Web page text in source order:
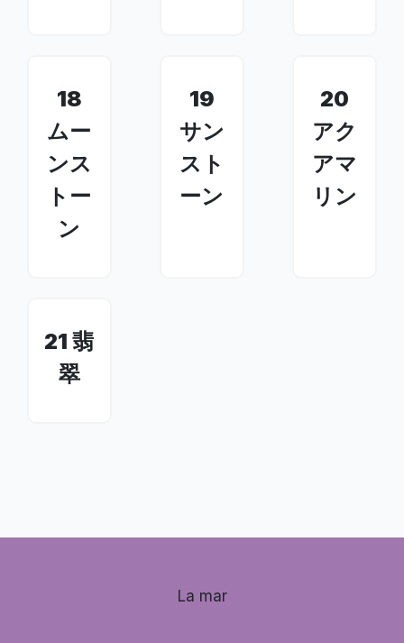
18
ムー
ンス
トー
ン
19
サン
スト
ーン
20
アク
アマ
リン
21 翡
翠
La mar